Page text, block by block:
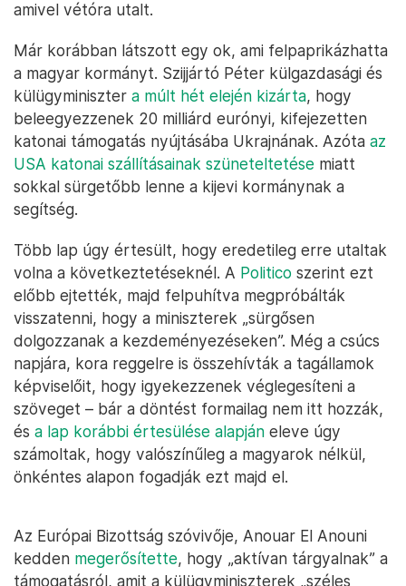
amivel vétóra utalt.
Már korábban látszott egy ok, ami felpaprikázhatta
a magyar kormányt. Szijjártó Péter külgazdasági és
külügyminiszter a múlt hét elején kizárta, hogy
beleegyezzenek 20 milliárd eurónyi, kifejezetten
katonai támogatás nyújtásába Ukrajnának. Azóta az
USA katonai szállításainak szüneteltetése miatt
sokkal sürgetőbb lenne a kijevi kormánynak a
segítség.
Több lap úgy értesült, hogy eredetileg erre utaltak
volna a következtetéseknél. A Politico szerint ezt
előbb ejtették, majd felpuhítva megpróbálták
visszatenni, hogy a miniszterek „sürgősen
dolgozzanak a kezdeményezéseken”. Még a csúcs
napjára, kora reggelre is összehívták a tagállamok
képviselőit, hogy igyekezzenek véglegesíteni a
szöveget – bár a döntést formailag nem itt hozzák,
és a lap korábbi értesülése alapján eleve úgy
számoltak, hogy valószínűleg a magyarok nélkül,
önkéntes alapon fogadják ezt majd el.
Az Európai Bizottság szóvivője, Anouar El Anouni
kedden megerősítette, hogy „aktívan tárgyalnak” a
támogatásról, amit a külügyminiszterek „széles